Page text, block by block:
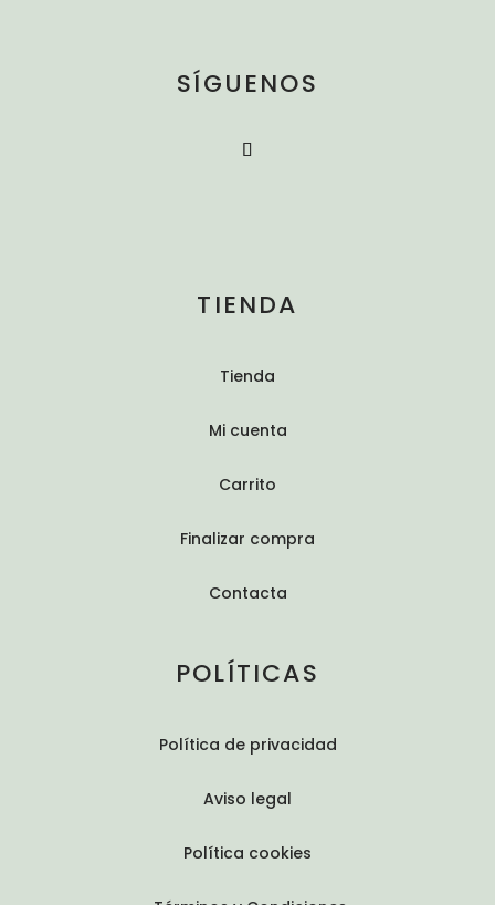
SÍGUENOS
TIENDA
Tienda
Mi cuenta
Carrito
Finalizar compra
Contacta
POLÍTICAS
Política de privacidad
Aviso legal
Política cookies